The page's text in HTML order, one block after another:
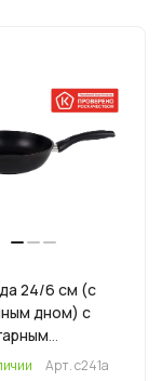
24/6 см (с
дном) с
с ручкой
Арт.с241а